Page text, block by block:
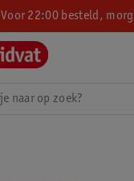
Voor 22:00 besteld,